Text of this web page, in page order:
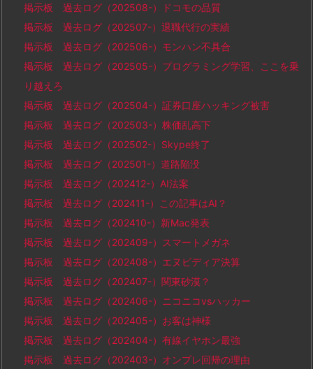
掲示板 過去ログ（202508-）ドコモの品質
掲示板 過去ログ（202507-）退職代行の実績
掲示板 過去ログ（202506-）モンハン不具合
掲示板 過去ログ（202505-）プログラミング学習、ここを乗
り越えろ
掲示板 過去ログ（202504-）証券口座ハッキング被害
掲示板 過去ログ（202503-）株価乱高下
掲示板 過去ログ（202502-）Skype終了
掲示板 過去ログ（202501-）道路陥没
掲示板 過去ログ（202412-）AI法案
掲示板 過去ログ（202411-）この記事はAI？
掲示板 過去ログ（202410-）新Mac発表
掲示板 過去ログ（202409-）スマートメガネ
掲示板 過去ログ（202408-）エヌビディア決算
掲示板 過去ログ（202407-）関東砂漠？
掲示板 過去ログ（202406-）ニコニコvsハッカー
掲示板 過去ログ（202405-）お客は神様
掲示板 過去ログ（202404-）有線イヤホン最強
掲示板 過去ログ（202403-）オンプレ回帰の理由